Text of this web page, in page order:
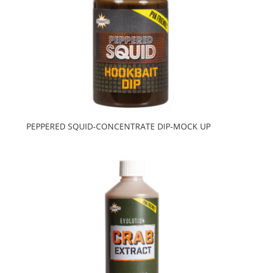
PEPPERED SQUID-CONCENTRATE DIP-MOCK UP